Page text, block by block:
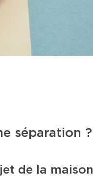
séparation ?
de la maison